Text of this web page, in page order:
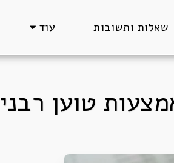
שאלות ותשובות עוד
טוען רבני